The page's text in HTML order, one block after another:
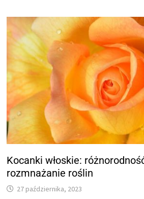
Kocanki włoskie:
rozmnażanie roślin
27 października, 2023